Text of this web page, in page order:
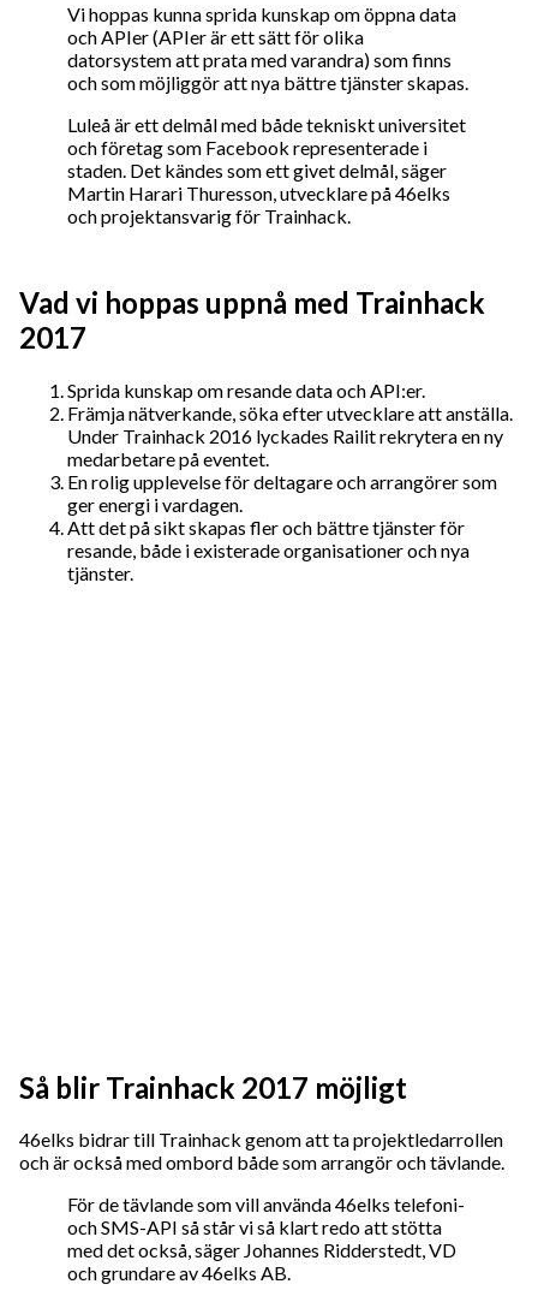
Vi hoppas kunna sprida kunskap om öppna data
och APIer (APIer är ett sätt för olika
datorsystem att prata med varandra) som finns
och som möjliggör att nya bättre tjänster skapas.
Luleå är ett delmål med både tekniskt universitet
och företag som Facebook representerade i
staden. Det kändes som ett givet delmål, säger
Martin Harari Thuresson, utvecklare på 46elks
och projektansvarig för Trainhack.
Vad vi hoppas uppnå med Trainhack
2017
Sprida kunskap om resande data och API:er.
Främja nätverkande, söka efter utvecklare att anställa.
Under Trainhack 2016 lyckades Railit rekrytera en ny
medarbetare på eventet.
En rolig upplevelse för deltagare och arrangörer som
ger energi i vardagen.
Att det på sikt skapas fler och bättre tjänster för
resande, både i existerade organisationer och nya
tjänster.
Så blir Trainhack 2017 möjligt
46elks bidrar till Trainhack genom att ta projektledarrollen
och är också med ombord både som arrangör och tävlande.
För de tävlande som vill använda 46elks telefoni-
och SMS-API så står vi så klart redo att stötta
med det också, säger Johannes Ridderstedt, VD
och grundare av 46elks AB.